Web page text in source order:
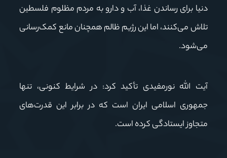
دنیا برای رساندن غذا، آب و دارو به مردم مظلوم فلسطین
تلاش می‌کنند، اما این رژیم ظالم همچنان مانع کمک‌رسانی
می‌شود.
آیت الله نورمفیدی تأکید کرد: در شرایط کنونی، تنها
جمهوری اسلامی ایران است که در برابر این قدرت‌های
متجاوز ایستادگی کرده است.